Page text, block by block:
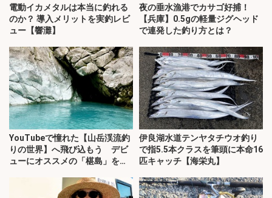
電動イカメタルは本当に釣れる
のか？ 導入メリットを実釣レビ
ュー【響灘】
夜の垂水漁港でカサゴ好捕！
【兵庫】0.5gの軽量ジグヘッド
で連発した釣り方とは？
YouTubeで憧れた【山岳渓流釣
りの世界】へ飛び込もう デビ
ューにオススメの「椹島」を紹
伊良湖水道テンヤタチウオ釣り
で指5.5本クラスを筆頭に本命16
匹キャッチ【海栄丸】